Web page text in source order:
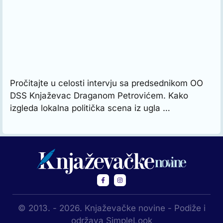
Pročitajte u celosti intervju sa predsednikom OO
DSS Knjaževac Draganom Petrovićem. Kako
izgleda lokalna politička scena iz ugla …
© 2013. - 2026. Knjaževačke novine - Podiže i
održava SimpleLook